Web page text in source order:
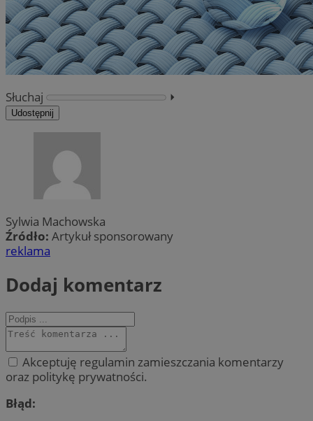
Słuchaj ⏵︎
Udostępnij
Sylwia Machowska
Źródło: Artykuł sponsorowany
reklama
Dodaj komentarz
Akceptuję regulamin zamieszczania komentarzy
oraz politykę prywatności.
Błąd: